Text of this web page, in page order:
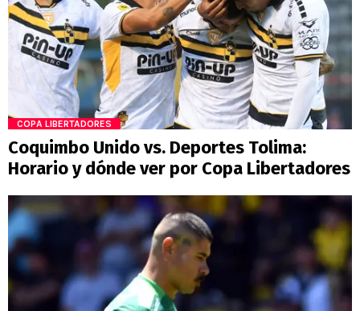
COPA LIBERTADORES
Coquimbo Unido vs. Deportes Tolima:
Horario y dónde ver por Copa Libertadores